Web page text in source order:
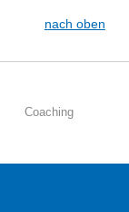
nach oben
Coaching